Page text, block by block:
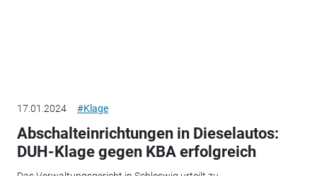
17.01.2024 #Klage
Abschalteinrichtungen in Dieselautos:
DUH-Klage gegen KBA erfolgreich